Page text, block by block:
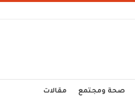
صحة ومجتمع مقالات